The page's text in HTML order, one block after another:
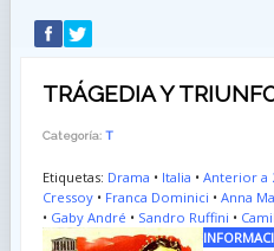
TRÁGEDIA Y
Categoría: T
Etiquetas: Drama • Italia • Anterior a
Cressoy• Franca Dominici • Anna
• Gaby André • Sandro Ruffini •